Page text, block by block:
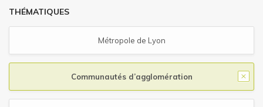
THÉMATIQUES
Métropole de Lyon
Communautés d’agglomération